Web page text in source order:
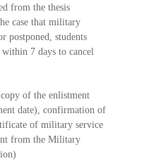
from the thesis
case that military
postponed, students
7 days to cancel
of the enlistment
date), confirmation of
of military service
from the Military